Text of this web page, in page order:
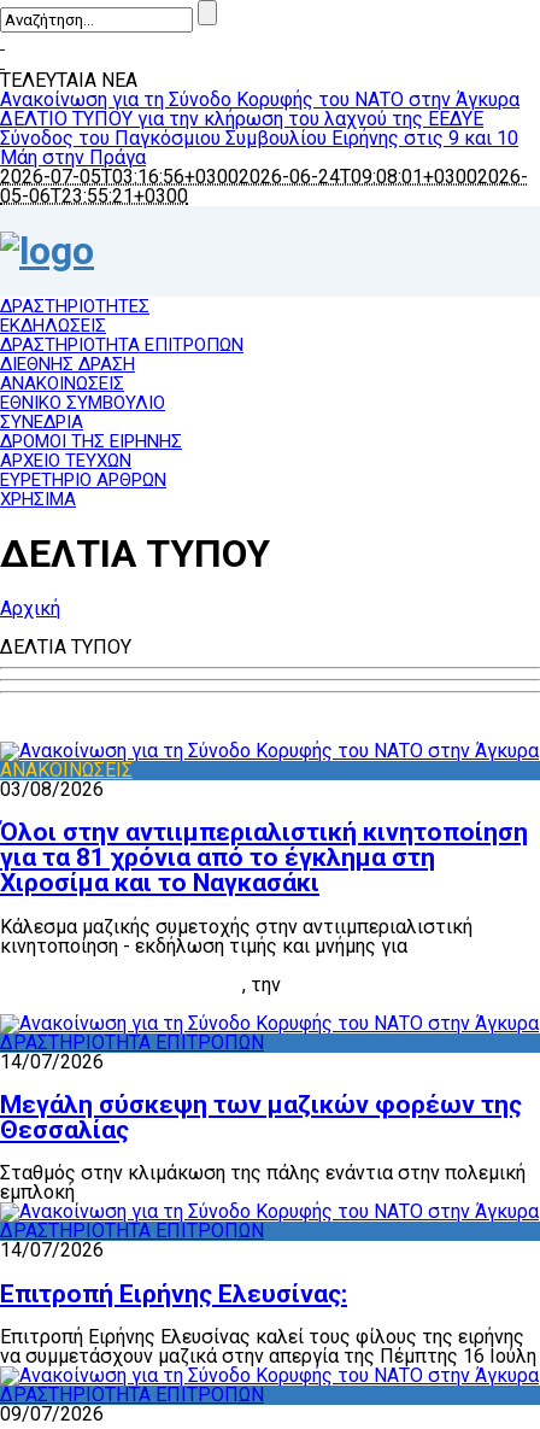
ΤΕΛΕΥΤΑΙΑ ΝΕΑ
Ανακοίνωση για τη Σύνοδο Κορυφής του ΝΑΤΟ στην Άγκυρα
ΔΕΛΤΙΟ ΤΥΠΟΥ για την κλήρωση του λαχνού της ΕΕΔΥΕ
Σύνοδος του Παγκόσμιου Συμβουλίου Ειρήνης στις 9 και 10
Μάη στην Πράγα
2026-07-05T03:16:56+03002026-06-24T09:08:01+03002026-
05-06T23:55:21+0300
ΔΡΑΣΤΗΡΙΟΤΗΤΕΣ
ΕΚΔΗΛΩΣΕΙΣ
ΔΡΑΣΤΗΡΙΟΤΗΤΑ ΕΠΙΤΡΟΠΩΝ
ΔΙΕΘΝΗΣ ΔΡΑΣΗ
ΑΝΑΚΟΙΝΩΣΕΙΣ
ΕΘΝΙΚΟ ΣΥΜΒΟΥΛΙΟ
ΣΥΝΕΔΡΙΑ
ΔΡΟΜΟΙ ΤΗΣ ΕΙΡΗΝΗΣ
ΑΡΧΕΙΟ ΤΕΥΧΩΝ
ΕΥΡΕΤΗΡΙΟ ΑΡΘΡΩΝ
ΧΡΗΣΙΜΑ
ΔΕΛΤΙΑ ΤΥΠΟΥ
Αρχική
ΔΕΛΤΙΑ ΤΥΠΟΥ
ΑΝΑΚΟΙΝΩΣΕΙΣ
03/08/2026
Όλοι στην αντιιμπεριαλιστική κινητοποίηση
για τα 81 χρόνια από το έγκλημα στη
Χιροσίμα και το Ναγκασάκι
Κάλεσμα μαζικής συμετοχής στην αντιιμπεριαλιστική
κινητοποίηση - εκδήλωση τιμής και μνήμης για
, την
ΔΡΑΣΤΗΡΙΟΤΗΤΑ ΕΠΙΤΡΟΠΩΝ
14/07/2026
Μεγάλη σύσκεψη των μαζικών φορέων της
Θεσσαλίας
Σταθμός στην κλιμάκωση της πάλης ενάντια στην πολεμική
εμπλοκή
ΔΡΑΣΤΗΡΙΟΤΗΤΑ ΕΠΙΤΡΟΠΩΝ
14/07/2026
Επιτροπή Ειρήνης Ελευσίνας:
Επιτροπή Ειρήνης Ελευσίνας καλεί τους φίλους της ειρήνης
να συμμετάσχουν μαζικά στην απεργία της Πέμπτης 16 Ιούλη
ΔΡΑΣΤΗΡΙΟΤΗΤΑ ΕΠΙΤΡΟΠΩΝ
09/07/2026